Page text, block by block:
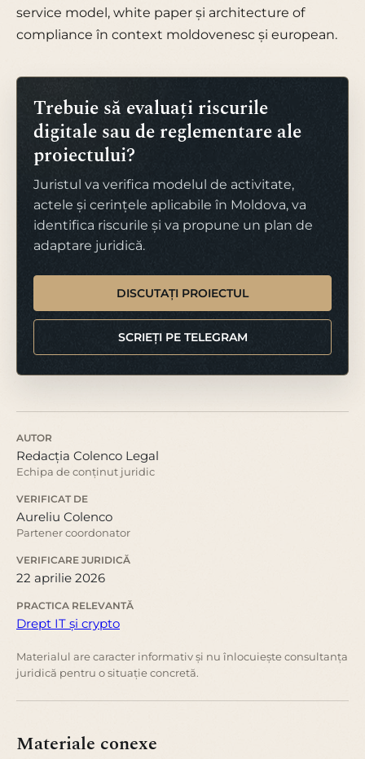
service model, white paper și architecture of
compliance în context moldovenesc și european.
Trebuie să evaluați riscurile
digitale sau de reglementare ale
proiectului?
Juristul va verifica modelul de activitate,
actele și cerințele aplicabile în Moldova, va
identifica riscurile și va propune un plan de
adaptare juridică.
DISCUTAȚI PROIECTUL
SCRIEȚI PE TELEGRAM
AUTOR
Redacția Colenco Legal
Echipa de conținut juridic
VERIFICAT DE
Aureliu Colenco
Partener coordonator
VERIFICARE JURIDICĂ
22 aprilie 2026
PRACTICA RELEVANTĂ
Drept IT și crypto
Materialul are caracter informativ și nu înlocuiește consultanța
juridică pentru o situație concretă.
Materiale conexe